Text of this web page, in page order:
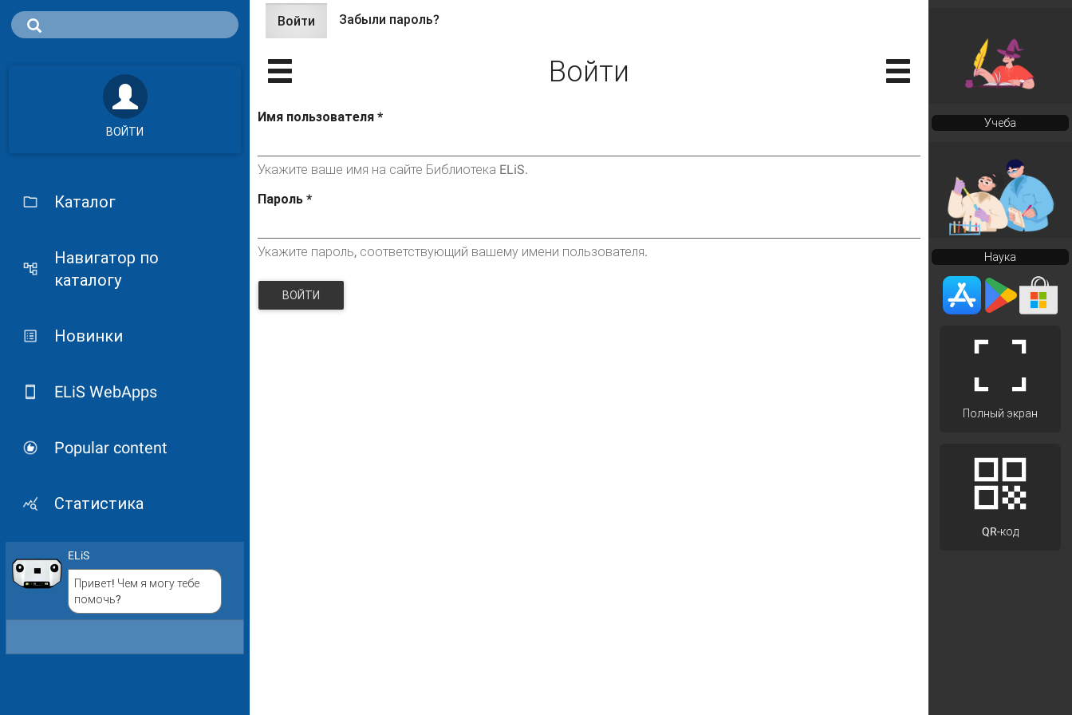
ВОЙТИ
Каталог
Навигатор по
каталогу
Новинки
ELiS WebApps
Popular content
Статистика
ELiS
Привет! Чем я могу тебе
помочь?
Главные вкладки
Войти (активная
вкладка)
Забыли пароль?
Войти
Имя пользователя*
Укажите ваше имя на сайте Библиотека ELiS.
Пароль*
Укажите пароль, соответствующий вашему имени пользователя.
ВОЙТИ
Учеба
Наука
Полный экран
QR-код